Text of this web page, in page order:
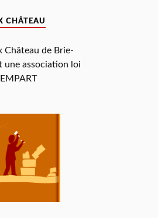
CHÂTEAU
Château de Brie-
une association loi